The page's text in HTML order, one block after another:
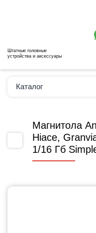
Штатные головные
устройства и аксессуары
Каталог
Магнитола
Hiace,
1/16 Гб